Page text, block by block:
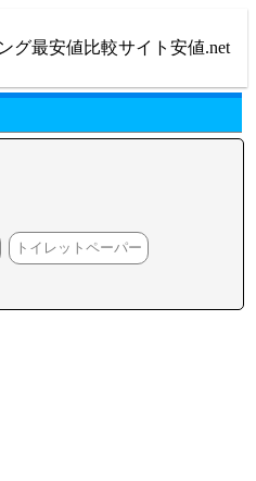
グ最安値比較サイト安値.net
トイレットペーパー